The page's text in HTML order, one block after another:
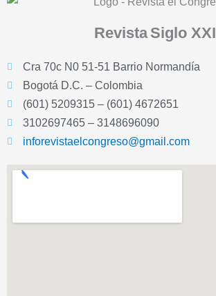
Revista Siglo XXI
Cra 70c N0 51-51 Barrio Normandía
Bogotá D.C. – Colombia
(601) 5209315 – (601) 4672651
3102697465 – 3148696090
inforevistaelcongreso@gmail.com